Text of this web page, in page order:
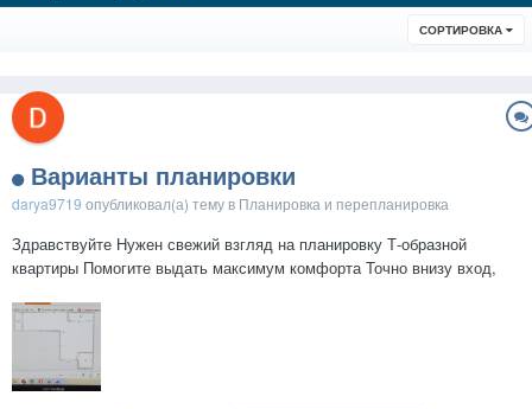
СОРТИРОВКА
Варианты планировки
darya9719 опубликовал(а) тему в Планировка и перепланировка
Здравствуйте Нужен свежий взгляд на планировку Т-образной
квартиры Помогите выдать максимум комфорта Точно внизу вход,
демонтировать Площадь 50кв...